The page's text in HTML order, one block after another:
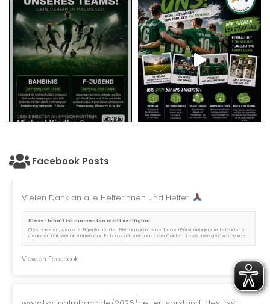
Facebook Posts
Vielen Dank an alle Helferinnen und Helfer.
Dieser Inhalt ist momentan nicht verfügbar
Dies passiert, wenn der Eigentümer den Beitrag nur mit einer kleinen Personengruppe teilt oder er
geändert hat, wer ihn sehen kann. Es kann auch sein, dass der Content inzwischen gelöscht wurde.
View on Facebook